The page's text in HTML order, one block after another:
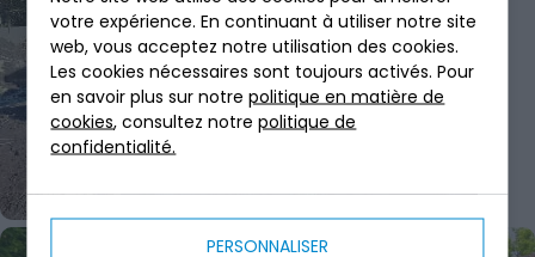
votre expérience. En continuant à utiliser notre site
web, vous acceptez notre utilisation des cookies.
Les cookies nécessaires sont toujours activés. Pour
en savoir plus sur notrepolitique en matière de
cookies, consultez notrepolitique de
confidentialité.
PERSONNALISER